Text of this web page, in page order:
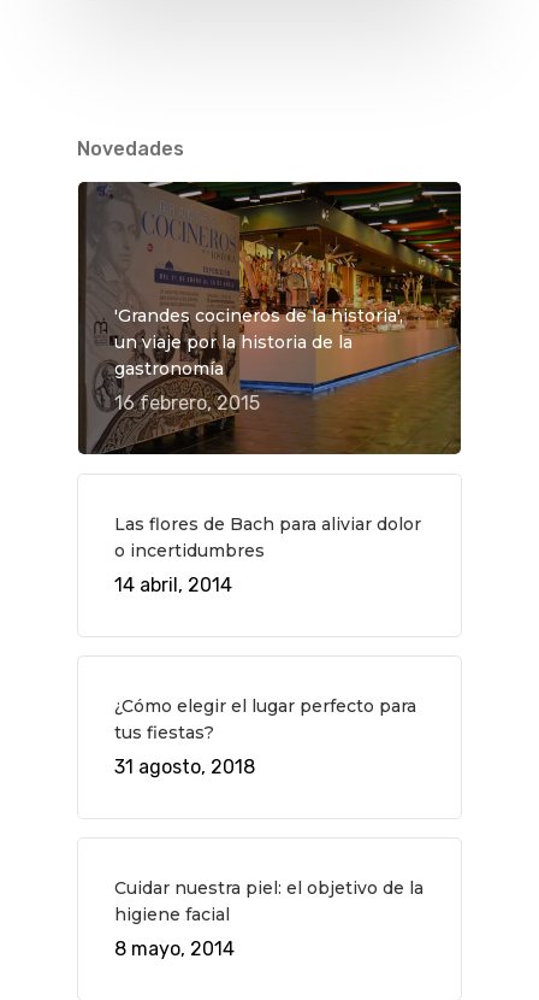
Novedades
'Grandes cocineros de la historia',
un viaje por la historia de la
gastronomía
16 febrero, 2015
Las flores de Bach para aliviar dolor
o incertidumbres
14 abril, 2014
¿Cómo elegir el lugar perfecto para
tus fiestas?
31 agosto, 2018
Cuidar nuestra piel: el objetivo de la
higiene facial
8 mayo, 2014
QUÉ HACER
Planes
Teatro
Música
GASTRO
Rutas Por Madrid
Gastro
BEAUTY